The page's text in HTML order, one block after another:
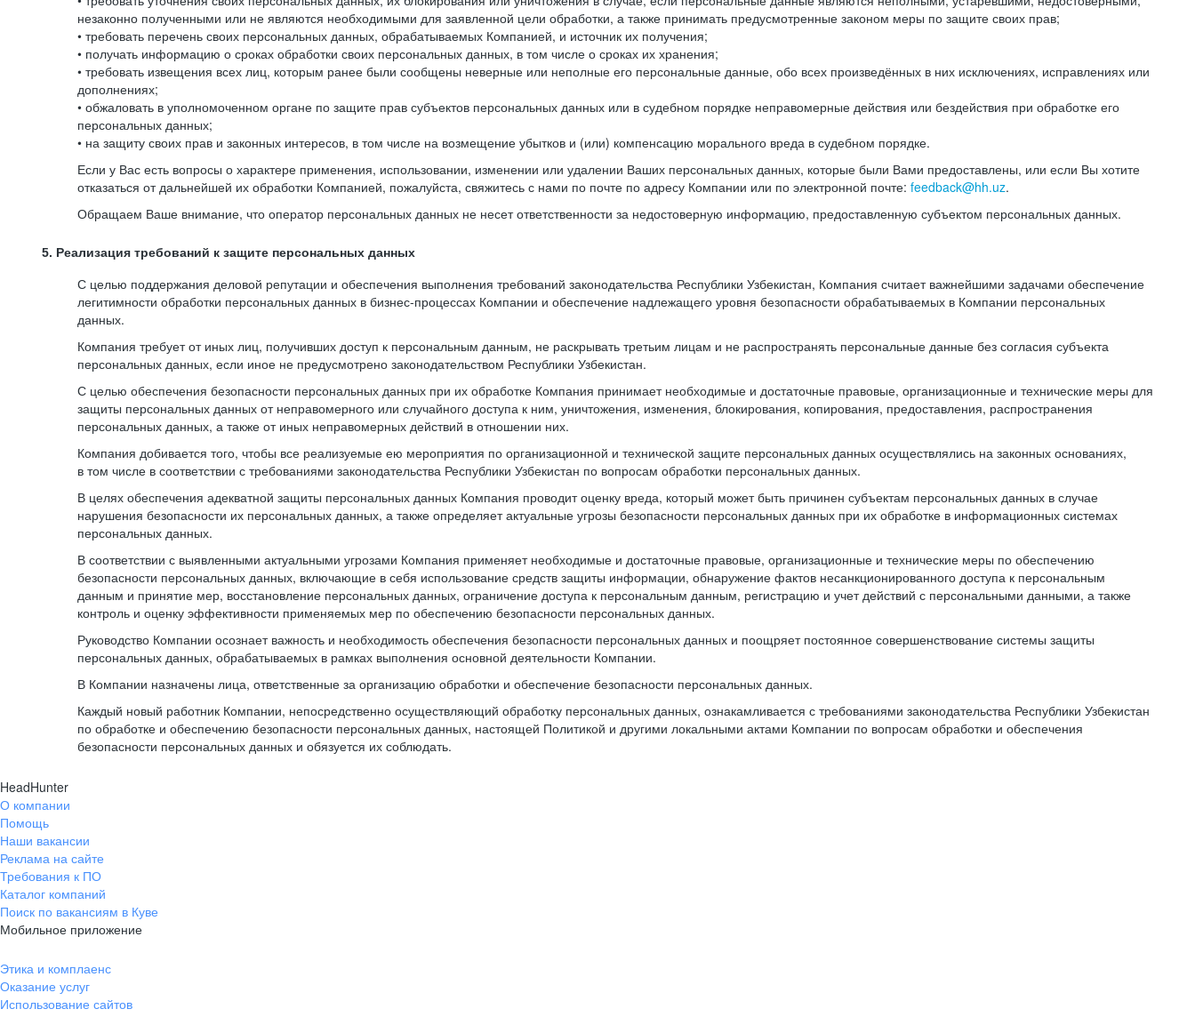
незаконно полученными или не являются необходимыми для заявленной цели обработки, а также принимать предусмотренные законом меры по защите своих прав;
• требовать перечень своих персональных данных, обрабатываемых Компанией, и источник их получения;
• получать информацию о сроках обработки своих персональных данных, в том числе о сроках их хранения;
• требовать извещения всех лиц, которым ранее были сообщены неверные или неполные его персональные данные, обо всех произведённых в них исключениях, исправлениях или
дополнениях;
• обжаловать в уполномоченном органе по защите прав субъектов персональных данных или в судебном порядке неправомерные действия или бездействия при обработке его
персональных данных;
• на защиту своих прав и законных интересов, в том числе на возмещение убытков и (или) компенсацию морального вреда в судебном порядке.
Если у Вас есть вопросы о характере применения, использовании, изменении или удалении Ваших персональных данных, которые были Вами предоставлены, или если Вы хотите
отказаться от дальнейшей их обработки Компанией, пожалуйста, свяжитесь с нами по почте по адресу Компании или по электронной почте: feedback@hh.uz.
Обращаем Ваше внимание, что оператор персональных данных не несет ответственности за недостоверную информацию, предоставленную субъектом персональных данных.
5. Реализация требований к защите персональных данных
С целью поддержания деловой репутации и обеспечения выполнения требований законодательства Республики Узбекистан, Компания считает важнейшими задачами обеспечение
легитимности обработки персональных данных в бизнес-процессах Компании и обеспечение надлежащего уровня безопасности обрабатываемых в Компании персональных
данных.
Компания требует от иных лиц, получивших доступ к персональным данным, не раскрывать третьим лицам и не распространять персональные данные без согласия субъекта
персональных данных, если иное не предусмотрено законодательством Республики Узбекистан.
С целью обеспечения безопасности персональных данных при их обработке Компания принимает необходимые и достаточные правовые, организационные и технические меры для
защиты персональных данных от неправомерного или случайного доступа к ним, уничтожения, изменения, блокирования, копирования, предоставления, распространения
персональных данных, а также от иных неправомерных действий в отношении них.
Компания добивается того, чтобы все реализуемые ею мероприятия по организационной и технической защите персональных данных осуществлялись на законных основаниях,
в том числе в соответствии с требованиями законодательства Республики Узбекистан по вопросам обработки персональных данных.
В целях обеспечения адекватной защиты персональных данных Компания проводит оценку вреда, который может быть причинен субъектам персональных данных в случае
нарушения безопасности их персональных данных, а также определяет актуальные угрозы безопасности персональных данных при их обработке в информационных системах
персональных данных.
В соответствии с выявленными актуальными угрозами Компания применяет необходимые и достаточные правовые, организационные и технические меры по обеспечению
безопасности персональных данных, включающие в себя использование средств защиты информации, обнаружение фактов несанкционированного доступа к персональным
данным и принятие мер, восстановление персональных данных, ограничение доступа к персональным данным, регистрацию и учет действий с персональными данными, а также
контроль и оценку эффективности применяемых мер по обеспечению безопасности персональных данных.
Руководство Компании осознает важность и необходимость обеспечения безопасности персональных данных и поощряет постоянное совершенствование системы защиты
персональных данных, обрабатываемых в рамках выполнения основной деятельности Компании.
В Компании назначены лица, ответственные за организацию обработки и обеспечение безопасности персональных данных.
Каждый новый работник Компании, непосредственно осуществляющий обработку персональных данных, ознакамливается с требованиями законодательства Республики Узбекистан
по обработке и обеспечению безопасности персональных данных, настоящей Политикой и другими локальными актами Компании по вопросам обработки и обеспечения
безопасности персональных данных и обязуется их соблюдать.
HeadHunter
О компании
Помощь
Наши вакансии
Реклама на сайте
Требования к ПО
Каталог компаний
Поиск по вакансиям в Куве
Мобильное приложение
Этика и комплаенс
Оказание услуг
Использование сайтов